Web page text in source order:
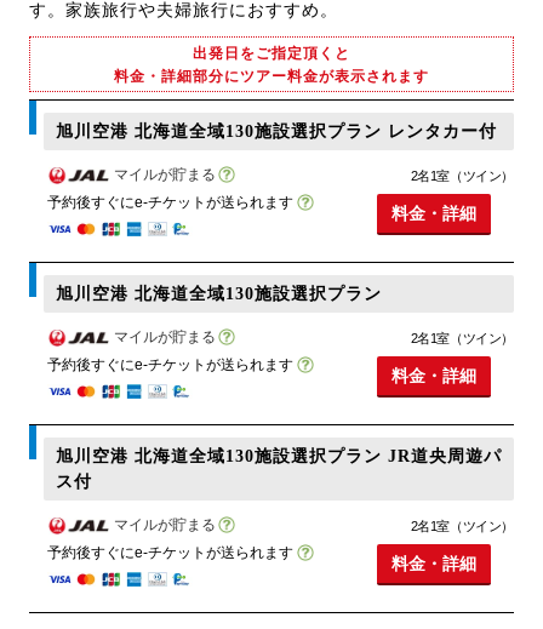
す。家族旅行や夫婦旅行におすすめ。
出発日をご指定頂くと
料金・詳細部分にツアー料金が表示されます
旭川空港 北海道全域130施設選択プラン レンタカー付
マイルが貯まる
予約後すぐにe-チケットが送られます
2名1室（ツイン）
料金・詳細
旭川空港 北海道全域130施設選択プラン
マイルが貯まる
予約後すぐにe-チケットが送られます
2名1室（ツイン）
料金・詳細
旭川空港 北海道全域130施設選択プラン JR道央周遊パ
ス付
マイルが貯まる
予約後すぐにe-チケットが送られます
2名1室（ツイン）
料金・詳細